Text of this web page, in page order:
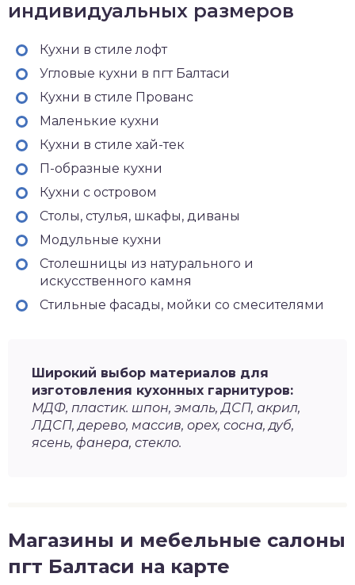
индивидуальных размеров
Кухни в стиле лофт
Угловые кухни в пгт Балтаси
Кухни в стиле Прованс
Маленькие кухни
Кухни в стиле хай-тек
П-образные кухни
Кухни с островом
Столы, стулья, шкафы, диваны
Модульные кухни
Столешницы из натурального и
искусственного камня
Стильные фасады, мойки со смесителями
Широкий выбор материалов для
изготовления кухонных гарнитуров:
МДФ, пластик. шпон, эмаль, ДСП, акрил,
ЛДСП, дерево, массив, орех, сосна, дуб,
ясень, фанера, стекло.
Магазины и мебельные салоны
пгт Балтаси на карте